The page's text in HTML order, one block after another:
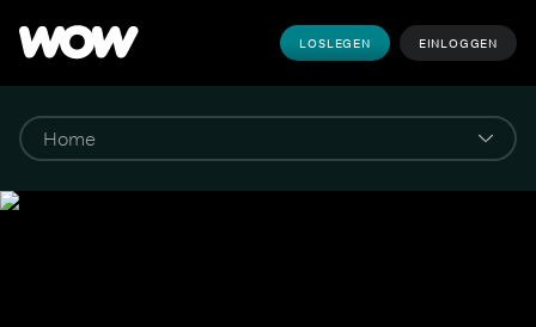
LOSLEGEN EINLOGGEN